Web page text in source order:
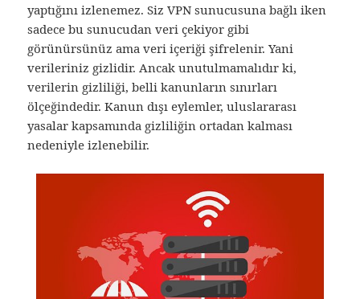
yaptığını izlenemez. Siz VPN sunucusuna bağlı iken
sadece bu sunucudan veri çekiyor gibi
görünürsünüz ama veri içeriği şifrelenir. Yani
verileriniz gizlidir. Ancak unutulmamalıdır ki,
verilerin gizliliği, belli kanunların sınırları
ölçeğindedir. Kanun dışı eylemler, uluslararası
yasalar kapsamında gizliliğin ortadan kalması
nedeniyle izlenebilir.